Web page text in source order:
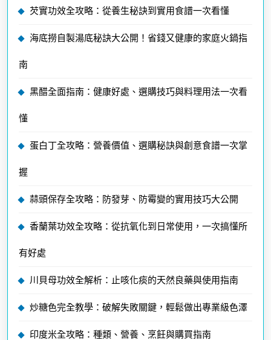
芡實功效全攻略：從養生秘訣到實用食譜一次看懂
海底撈自製湯底秘訣大公開！省錢又健康的家庭火鍋指
南
黑醋全面指南：健康好處、選購技巧與料理用法一次看
懂
蛋白丁全攻略：營養價值、選購秘訣與創意食譜一次掌
握
蒜頭保存全攻略：防發芽、防霉變的實用技巧大公開
香蘭葉功效全攻略：從抗氧化到日常使用，一次搞懂所
有好處
川貝母功效全解析：止咳化痰的天然良藥與使用指南
炒糖色完全教學：破解失敗關鍵，輕鬆做出專業級色澤
印度米全攻略：種類、營養、烹飪與購買指南